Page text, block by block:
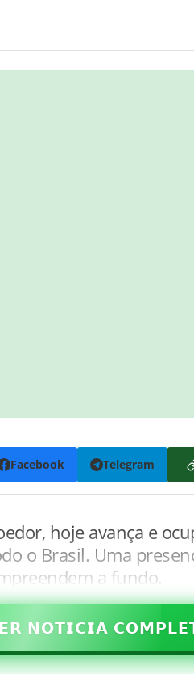
Facebook Telegram
hoje avança e
o Brasil. Uma
a fundo.
𝗡𝗢𝗧𝗜𝗖𝗜𝗔